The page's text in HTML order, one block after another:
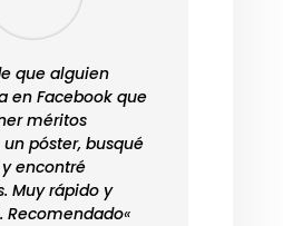
que alguien
en Facebook que
méritos
póster, busqué
encontré
Muy rápido y
Recomendado«